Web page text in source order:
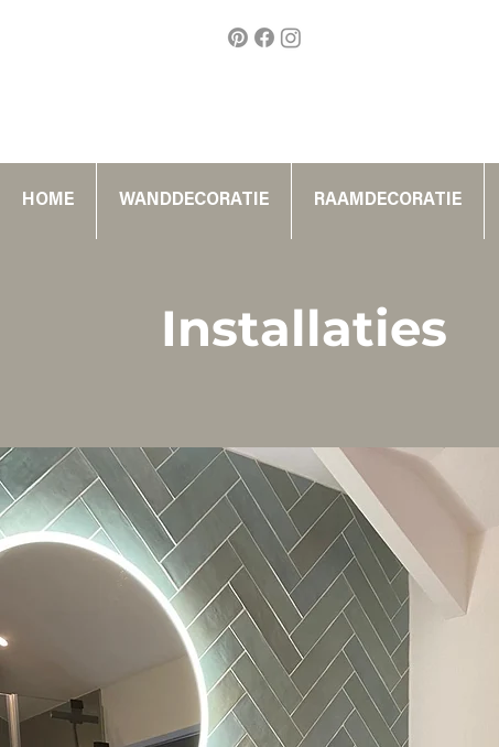
HOME WANDDECORATIE RAAMDECORATIE
Installaties